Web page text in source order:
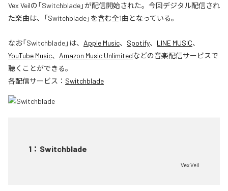
Vex Veilの「Switchblade」が配信開始された。今回デジタル配信され
た楽曲は、「Switchblade」を含む全1曲となっている。
なお「Switchblade」は、 Apple Music、 Spotify、 LINE MUSIC、
YouTube Music、 Amazon Music Unlimitedなどの音楽配信サービスで
聴くことができる。
各配信サービス： Switchblade
1 ： Switchblade
Vex Veil